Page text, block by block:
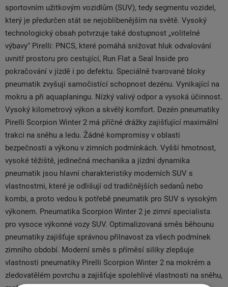
sportovním užitkovým vozidlům (SUV), tedy segmentu vozidel,
který je předurčen stát se nejoblíbenějším na světě. Vysoký
technologický obsah potvrzuje také dostupnost „volitelné
výbavy“ Pirelli: PNCS, které pomáhá snižovat hluk odvalování
uvnitř prostoru pro cestující, Run Flat a Seal Inside pro
pokračování v jízdě i po defektu. Speciálně tvarované bloky
pneumatik zvyšují samočistící schopnost dezénu. Vynikající na
mokru a při aquaplaningu. Nízký valivý odpor a vysoká účinnost.
Vysoký kilometrový výkon a skvělý komfort. Dezén pneumatiky
Pirelli Scorpion Winter 2 má příčné drážky zajišťující maximální
trakci na sněhu a ledu. Žádné kompromisy v oblasti
bezpečnosti a výkonu v zimních podmínkách. Vyšší hmotnost,
vysoké těžiště, jedinečná mechanika a jízdní dynamika
pneumatik jsou hlavní charakteristiky moderních SUV s
vlastnostmi, které je odlišují od tradičnějších sedanů nebo
kombi, a proto vedou k potřebě pneumatik pro SUV s vysokým
výkonem. Pneumatika Scorpion Winter 2 je zimní specialista
pro vysoce výkonné vozy SUV. Optimalizovaná směs běhounu
pneumatiky zajišťuje správnou přilnavost za všech podmínek
zimního období. Moderní směs s příměsí siliky zlepšuje
vlastnosti pneumatiky Pirelli Scorpion Winter 2 na mokrém a
zledovatělém povrchu a zajišťuje spolehlivé vlastnosti na sněhu,